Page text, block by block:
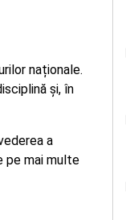
naționale.
și, în
a
pe mai multe